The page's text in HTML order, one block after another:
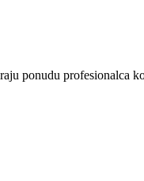
ponudu profesionalca